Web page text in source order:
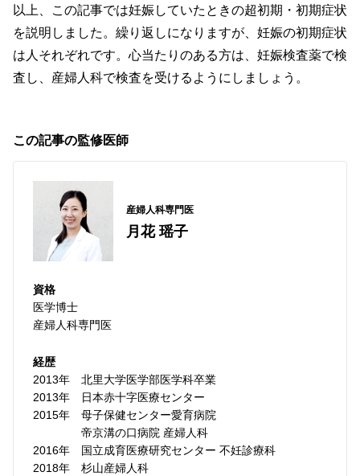
以上、この記事では妊娠していたときの超初期・初期症状
を説明しました。繰り返しになりますが、妊娠の初期症状
は人それぞれです。心当たりのある方は、妊娠検査薬で検
査し、産婦人科で検査を受けるようにしましょう。
この記事の監修医師
産婦人科専門医
月花 瑶子
資格
医学博士
産婦人科専門医
経歴
2013年
北里大学医学部医学科卒業
2013年
日本赤十字医療センター
2015年
母子保健センター愛育病院
帝京溝の口病院 産婦人科
2016年
国立成育医療研究センター 不妊診療科
2018年
杉山産婦人科